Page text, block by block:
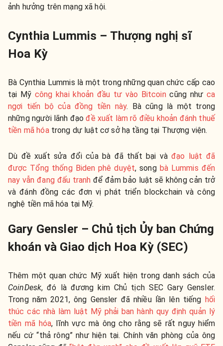
ảnh hưởng trên mạng xã hội.
Cynthia Lummis – Thượng nghị sĩ
Hoa Kỳ
Bà Cynthia Lummis là một trong những quan chức cấp cao
tại Mỹ công khai khoản đầu tư vào Bitcoincũng như ca
ngợi tiến bộ của đồng tiền này. Bà cũng là một trong
những người lãnh đạođề xuất làm rõ điều khoản đánh thuế
tiền mã hóatrong dự luật cơ sở hạ tầng tại Thượng viện.
Dù đề xuất sửa đổi của bà đã thất bại vàđạo luật đã
được Tổng thống Biden phê duyệt, song bà Lummis đến
nay vẫn đang đấu tranh để đảm bảo luật sẽ không cản trở
và đánh đồng các đơn vị phát triển blockchain và công
nghệ tiền mã hóa tại Mỹ.
Gary Gensler – Chủ tịch Ủy ban Chứng
khoán và Giao dịch Hoa Kỳ (SEC)
Thêm một quan chức Mỹ xuất hiện trong danh sách của
CoinDesk, đó là đương kim Chủ tịch SEC Gary Gensler.
Trong năm 2021, ông Gensler đã nhiều lần lên tiếng hối
thúc các nhà làm luật Mỹ phải ban hành quy định quản lý
tiền mã hóa, lĩnh vực mà ông cho rằng sẽ rất nguy hiểm
nếu cứ “thả rông” như hiện tại. Chính văn phòng của ông